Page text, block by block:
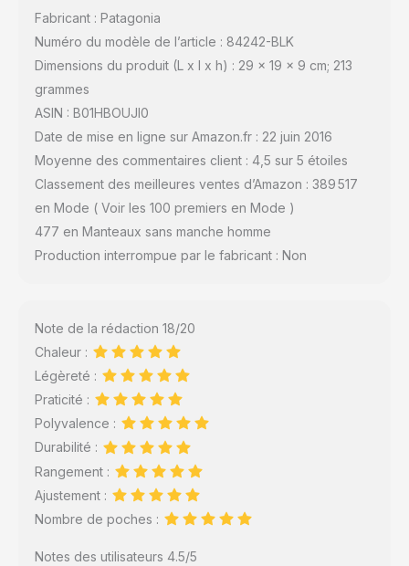
Fabricant : Patagonia
Numéro du modèle de l’article : 84242-BLK
Dimensions du produit (L x l x h) : 29 x 19 x 9 cm; 213
grammes
ASIN : B01HBOUJI0
Date de mise en ligne sur Amazon.fr : 22 juin 2016
Moyenne des commentaires client : 4,5 sur 5 étoiles
Classement des meilleures ventes d’Amazon : 389 517
en Mode ( Voir les 100 premiers en Mode )
477 en Manteaux sans manche homme
Production interrompue par le fabricant : Non
Note de la rédaction 18/20
Chaleur :
Légèreté :
Praticité :
Polyvalence :
Durabilité :
Rangement :
Ajustement :
Nombre de poches :
Notes des utilisateurs 4.5/5